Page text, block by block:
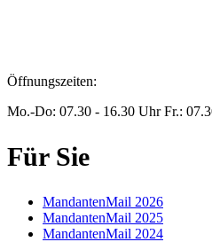
Öffnungszeiten:
Mo.-Do: 07.30 - 16.30 Uhr Fr.:
Für Sie
MandantenMail 2026
MandantenMail 2025
MandantenMail 2024